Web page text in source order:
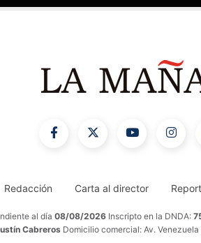
Redacción Carta al director
al día 08/08/2026 Inscripto en la DNDA:
Cabreros Domicilio comercial: Av.